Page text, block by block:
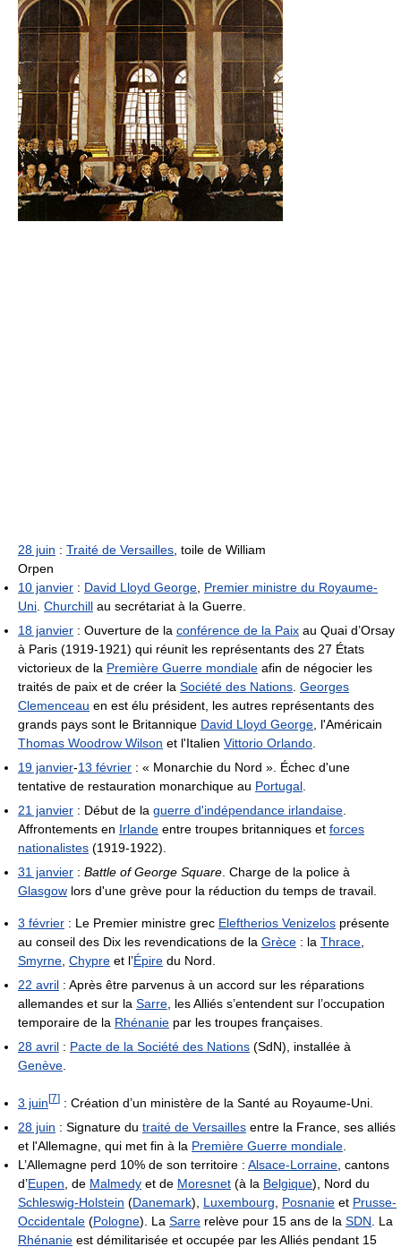
28 juin : Traité de Versailles , toile de William
Orpen
10 janvier : David Lloyd George Premier ministre du Royaume-
Uni Churchill au secrétariat à la Guerre.
18 janvier : Ouverture de la conférence de la Paix au Quai d’Orsay
à Paris (1919-1921) qui réunit les représentants des 27 États
victorieux de la Première Guerre mondiale afin de négocier les
traités de paix et de créer la Société des Nations Georges
Clemenceau en est élu président, les autres représentants des
grands pays sont le Britannique David Lloyd George , l'Américain
Thomas Woodrow Wilson et l'Italien Vittorio Orlando
19 janvier-13 février : « Monarchie du Nord ». Échec d'une
tentative de restauration monarchique au Portugal
21 janvier : Début de la guerre d'indépendance irlandaise
Affrontements en Irlande entre troupes britanniques et forces
nationalistes (1919-1922).
31 janvier : Battle of George Square . Charge de la police à
Glasgow lors d'une grève pour la réduction du temps de travail.
3 février : Le Premier ministre grec Eleftherios Venizelos présente
au conseil des Dix les revendications de la Grèce : la Thrace
Smyrne Chypre et l’Épire du Nord.
22 avril : Après être parvenus à un accord sur les réparations
allemandes et sur la Sarre , les Alliés s’entendent sur l’occupation
temporaire de la Rhénanie par les troupes françaises.
28 avril : Pacte de la Société des Nations (SdN), installée à
Genève
3 juin[7] : Création d’un ministère de la Santé au Royaume-Uni.
28 juin : Signature du traité de Versailles entre la France, ses alliés
et l'Allemagne, qui met fin à la Première Guerre mondiale
L’Allemagne perd 10% de son territoire : Alsace-Lorraine , cantons
d’Eupen , de Malmedy et de Moresnet (à la Belgique), Nord du
Schleswig-Holstein (Danemark), Luxembourg Posnanie et Prusse-
Occidentale (Pologne). La Sarre relève pour 15 ans de la SDN . La
Rhénanie est démilitarisée et occupée par les Alliés pendant 15